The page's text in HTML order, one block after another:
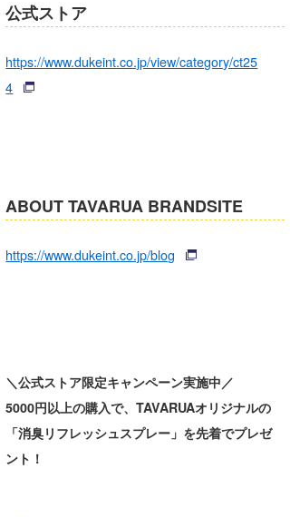
公式ストア
https://www.dukeint.co.jp/view/category/ct25
4
ABOUT TAVARUA BRANDSITE
https://www.dukeint.co.jp/blog
＼公式ストア限定キャンペーン実施中／
5000円以上の購入で、TAVARUAオリジナルの
「消臭リフレッシュスプレー」を先着でプレゼ
ント！